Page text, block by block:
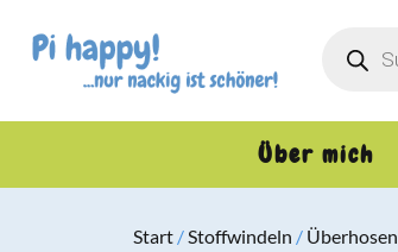
Über mich
Start /Stoffwindeln / Überhosen